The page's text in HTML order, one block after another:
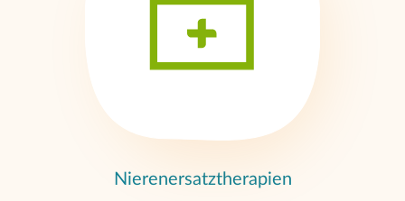
Nierenersatztherapien